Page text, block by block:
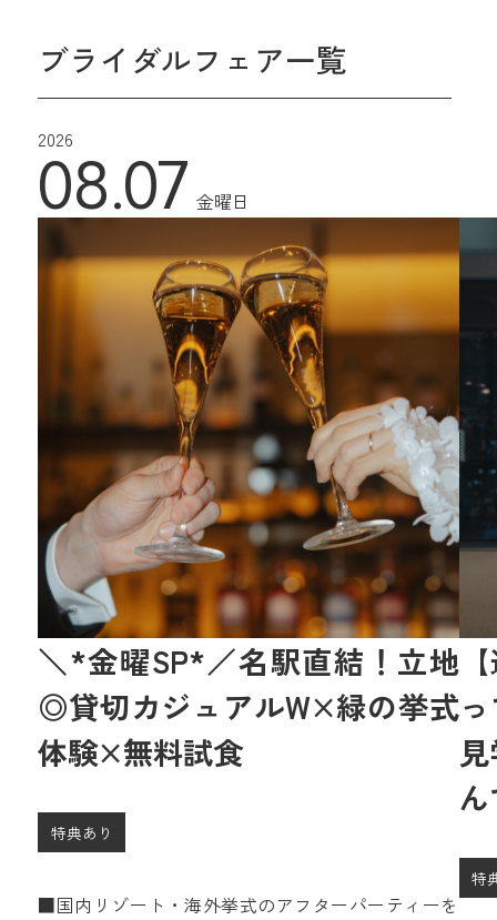
ブライダルフェア一覧
2026
08.07 金曜日
＼*金曜SP*／名駅直結！立地
◎貸切カジュアルW×緑の挙式
体験×無料試食
特典あり
■国内リゾート・海外挙式のアフターパーティーを
特